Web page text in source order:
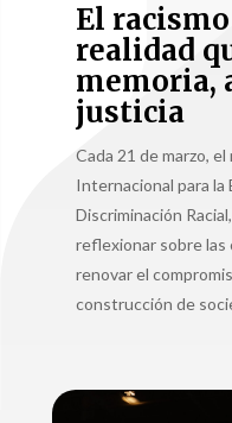
El
realidad
memoria,
justicia
Cada 21 de marzo,
Internacional para la
Discriminación
reflexionar sobre las
renovar el
construcción de